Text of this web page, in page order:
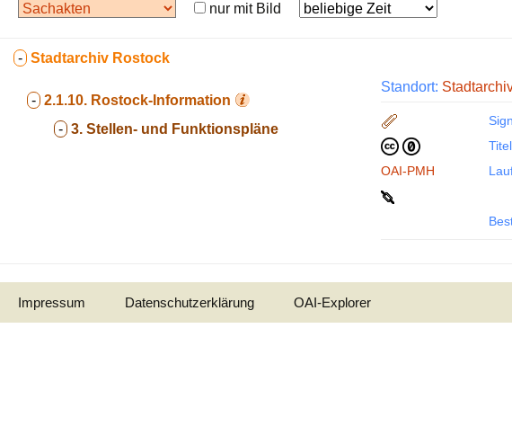
nur mit Bild
- Stadtarchiv Rostock
- 2.1.10. Rostock-Information
- 3. Stellen- und Funktionspläne
Standort:
OAI-PMH
Impressum Datenschutzerklärung OAI-Explorer